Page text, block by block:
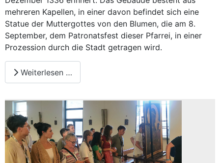
mehreren Kapellen, in einer davon befindet sich eine
Statue der Muttergottes von den Blumen, die am 8.
September, dem Patronatsfest dieser Pfarrei, in einer
Prozession durch die Stadt getragen wird.
Weiterlesen …